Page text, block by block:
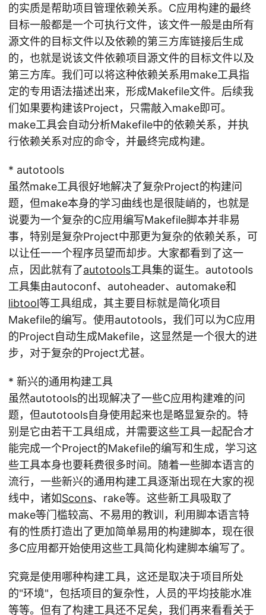
的实质是帮助项目管理依赖关系。C应用构建的最终
目标一般都是一个可执行文件，该文件一般是由所有
源文件的目标文件以及依赖的第三方库链接后生成
的，也就是说该文件依赖项目源文件的目标文件以及
第三方库。我们可以将这种依赖关系用make工具指
定的专用语法描述出来，形成Makefile文件。后续我
们如果要构建该Project，只需敲入make即可。
make工具会自动分析Makefile中的依赖关系，并执
行依赖关系对应的命令，并最终完成构建。
* autotools
虽然make工具很好地解决了复杂Project的构建问
题，但make本身的学习曲线也是很陡峭的，也就是
说要为一个复杂的C应用编写Makefile脚本并非易
事，特别是复杂Project中那更为复杂的依赖关系，可
以让任一一个程序员望而却步。大家都看到了这一
点，因此就有了autotools工具集的诞生。autotools
工具集由autoconf、autoheader、automake和
libtool等工具组成，其主要目标就是简化项目
Makefile的编写。使用autotools，我们可以为C应用
的Project自动生成Makefile，这显然是一个很大的进
步，对于复杂的Project尤甚。
* 新兴的通用构建工具
虽然autotools的出现解决了一些C应用构建难的问
题，但autotools自身使用起来也是略显复杂的。特
别是它由若干工具组成，并需要这些工具一起配合才
能完成一个Project的Makefile的编写和生成，学习这
些工具本身也要耗费很多时间。随着一些脚本语言的
流行，一些新兴的通用构建工具逐渐出现在大家的视
线中，诸如Scons、rake等。这些新工具吸取了
make等门槛较高、不易用的教训，利用脚本语言特
有的性质打造出了更加简单易用的构建脚本，现在很
多C应用都开始使用这些工具简化构建脚本编写了。
究竟是使用哪种构建工具，这还是取决于项目所处
的"环境"，包括项目的复杂性，人员的平均技能水准
等等。但有了构建工具还不足矣，我们再来看看关于